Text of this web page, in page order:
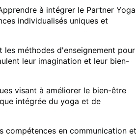
à intégrer le Partner Yoga
individualisés uniques et
les méthodes d'enseignement pour
leur imagination et leur bien-
visant à améliorer le bien-être
intégrée du yoga et de
compétences en communication et